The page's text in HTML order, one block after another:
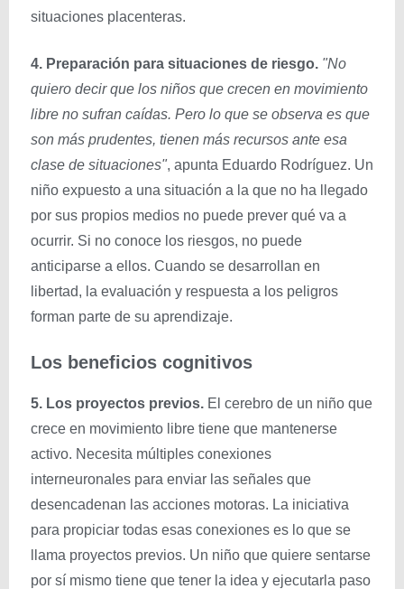
situaciones placenteras.
4. Preparación para situaciones de riesgo. "No
quiero decir que los niños que crecen en movimiento
libre no sufran caídas. Pero lo que se observa es que
son más prudentes, tienen más recursos ante esa
clase de situaciones", apunta Eduardo Rodríguez. Un
niño expuesto a una situación a la que no ha llegado
por sus propios medios no puede prever qué va a
ocurrir. Si no conoce los riesgos, no puede
anticiparse a ellos. Cuando se desarrollan en
libertad, la evaluación y respuesta a los peligros
forman parte de su aprendizaje.
Los beneficios cognitivos
5. Los proyectos previos. El cerebro de un niño que
crece en movimiento libre tiene que mantenerse
activo. Necesita múltiples conexiones
interneuronales para enviar las señales que
desencadenan las acciones motoras. La iniciativa
para propiciar todas esas conexiones es lo que se
llama proyectos previos. Un niño que quiere sentarse
por sí mismo tiene que tener la idea y ejecutarla paso